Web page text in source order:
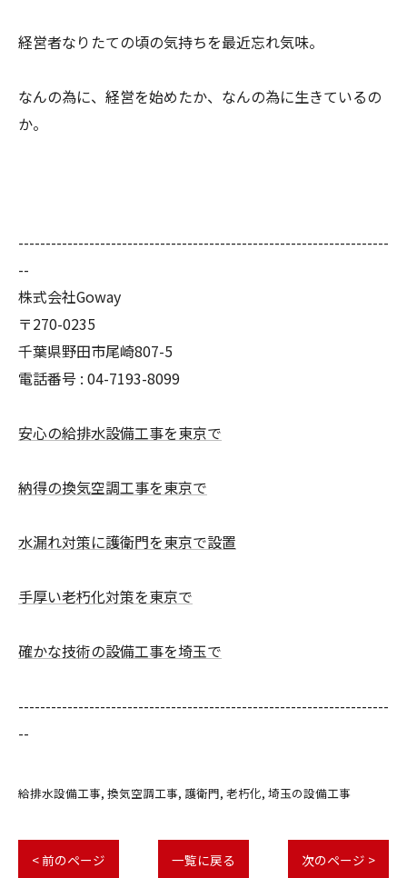
経営者なりたての頃の気持ちを最近忘れ気味。
なんの為に、経営を始めたか、なんの為に生きているの
か。
--------------------------------------------------------------------
--
株式会社Goway
〒270-0235
千葉県野田市尾崎807-5
電話番号 : 04-7193-8099
安心の給排水設備工事を東京で
納得の換気空調工事を東京で
水漏れ対策に護衛門を東京で設置
手厚い老朽化対策を東京で
確かな技術の設備工事を埼玉で
--------------------------------------------------------------------
--
給排水設備工事 換気空調工事 護衛門 老朽化 埼玉の設備工事
< 前のページ 一覧に戻る 次のページ >